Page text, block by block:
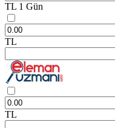
TL 1 Gün
TL
TL